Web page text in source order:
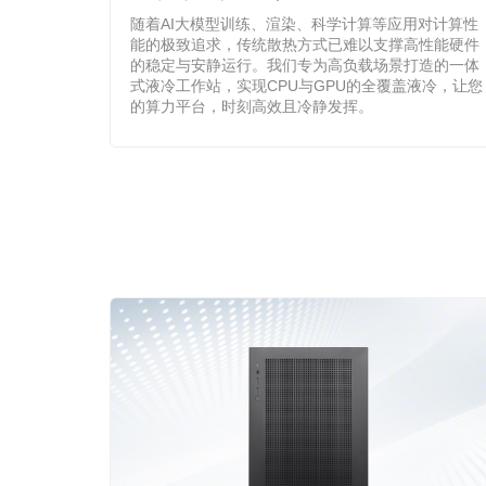
随着AI大模型训练、渲染、科学计算等应用对计算性
能的极致追求，传统散热方式已难以支撑高性能硬件
的稳定与安静运行。我们专为高负载场景打造的一体
式液冷工作站，实现CPU与GPU的全覆盖液冷，让您
的算力平台，时刻高效且冷静发挥。